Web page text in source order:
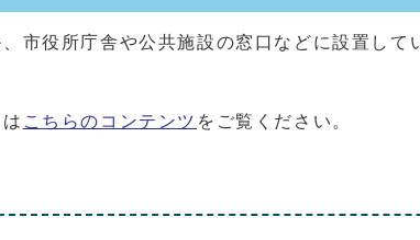
市役所庁舎や公共施設の窓口などに設置して
こちらのコンテンツ をご覧ください。